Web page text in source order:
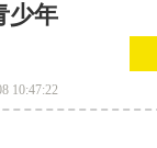
少年
10:47:22